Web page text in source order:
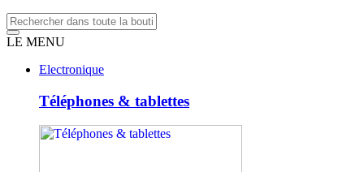
LE MENU
Electronique
Téléphones & tablettes